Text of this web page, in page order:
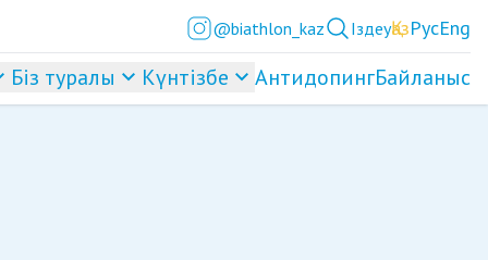
@biathlon_kaz ІздеуҚазРусEng
Біз туралы Күнтізбе АнтидопингБайланыс